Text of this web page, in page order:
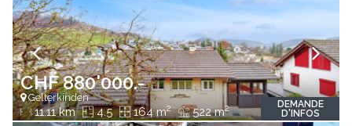
CHF 880'000.-
Gelterkinden
11.11 km 4.5 164 m2 522 m2
DEMANDE
D'INFOS